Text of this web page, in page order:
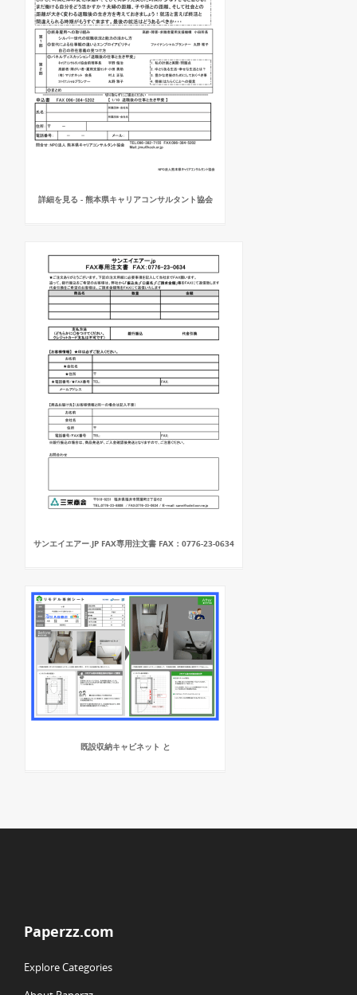
詳細を見る - 熊本県キャリアコンサルタント協会
サンエイエアー.JP FAX専用注文書 FAX：0776-23-0634
既設収納キャビネット と
Paperzz.com
Explore Categories